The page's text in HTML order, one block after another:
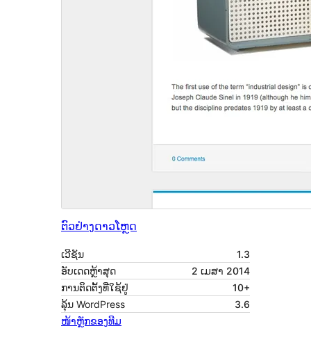
ຕົວຢ່າງດາວໂຫຼດ
ເວີຊັນ
1.3
ອັບເດດຫຼ້າສຸດ
2 ເມສາ 2014
ການຕິດຕັ້ງທີ່ໃຊ້ຢູ່
10+
ລຸ້ນ WordPress
3.6
ໜ້າຫຼັກຂອງທີມ